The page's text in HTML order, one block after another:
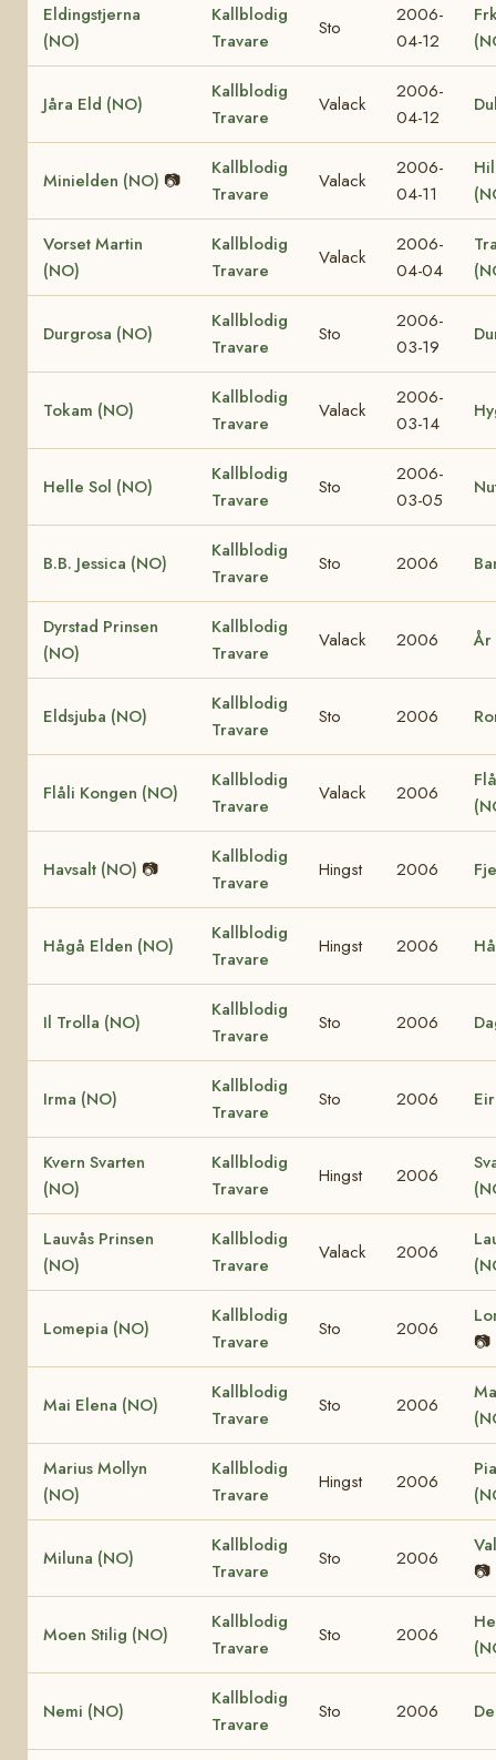
Eldingstjerna
(NO)
Kallblodig
Travare
Sto
2006-
04-12
Jåra Eld (NO)
Kallblodig
Travare
Valack
2006-
04-12
Minielden (NO) 📷
Kallblodig
Travare
Valack
2006-
04-11
Vorset Martin
(NO)
Kallblodig
Travare
Valack
2006-
04-04
Durgrosa (NO)
Kallblodig
Travare
Sto
2006-
03-19
Tokam (NO)
Kallblodig
Travare
Valack
2006-
03-14
Helle Sol (NO)
Kallblodig
Travare
Sto
2006-
03-05
B.B. Jessica (NO)
Kallblodig
Travare
Sto 2006
Dyrstad Prinsen
(NO)
Kallblodig
Travare
Valack 2006 År
Eldsjuba (NO)
Kallblodig
Travare
Sto 2006
Flåli Kongen (NO)
Kallblodig
Travare
Valack 2006
Havsalt (NO) 📷
Kallblodig
Travare
Hingst 2006
Hågå Elden (NO)
Kallblodig
Travare
Hingst 2006
Il Trolla (NO)
Kallblodig
Travare
Sto 2006
Irma (NO)
Kallblodig
Travare
Sto 2006
Kvern Svarten
(NO)
Kallblodig
Travare
Hingst 2006
Lauvås Prinsen
(NO)
Kallblodig
Travare
Valack 2006
Lomepia (NO)
Kallblodig
Travare
Sto 2006
📷
Mai Elena (NO)
Kallblodig
Travare
Sto 2006
Marius Mollyn
(NO)
Kallblodig
Travare
Hingst 2006
Miluna (NO)
Kallblodig
Travare
Sto 2006
📷
Moen Stilig (NO)
Kallblodig
Travare
Sto 2006
Nemi (NO)
Kallblodig
Travare
Sto 2006